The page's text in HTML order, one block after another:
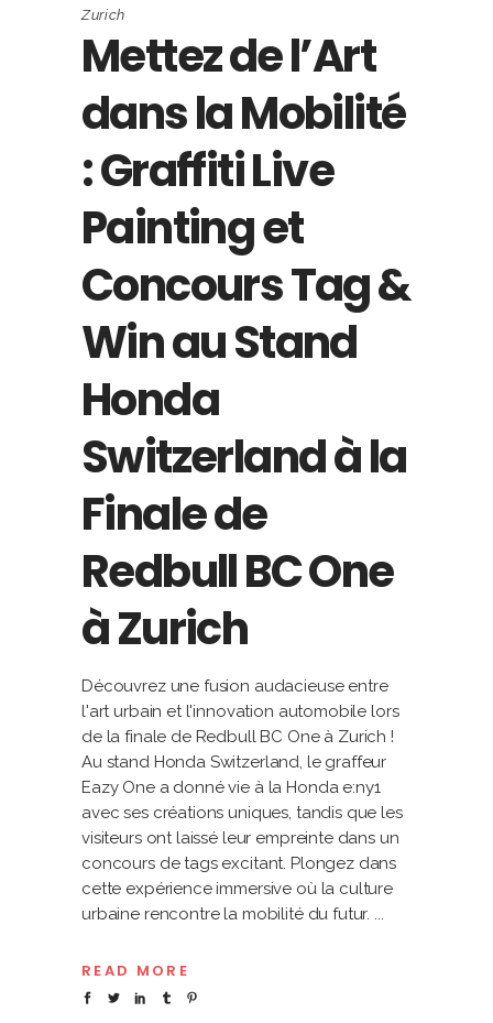
Zurich
Mettez de l’Art
dans la Mobilité
: Graffiti Live
Painting et
Concours Tag &
Win au Stand
Honda
Switzerland à la
Finale de
Redbull BC One
à Zurich
Découvrez une fusion audacieuse entre
l'art urbain et l'innovation automobile lors
de la finale de Redbull BC One à Zurich !
Au stand Honda Switzerland, le graffeur
Eazy One a donné vie à la Honda e:ny1
avec ses créations uniques, tandis que les
visiteurs ont laissé leur empreinte dans un
concours de tags excitant. Plongez dans
cette expérience immersive où la culture
urbaine rencontre la mobilité du futur.
READ MORE